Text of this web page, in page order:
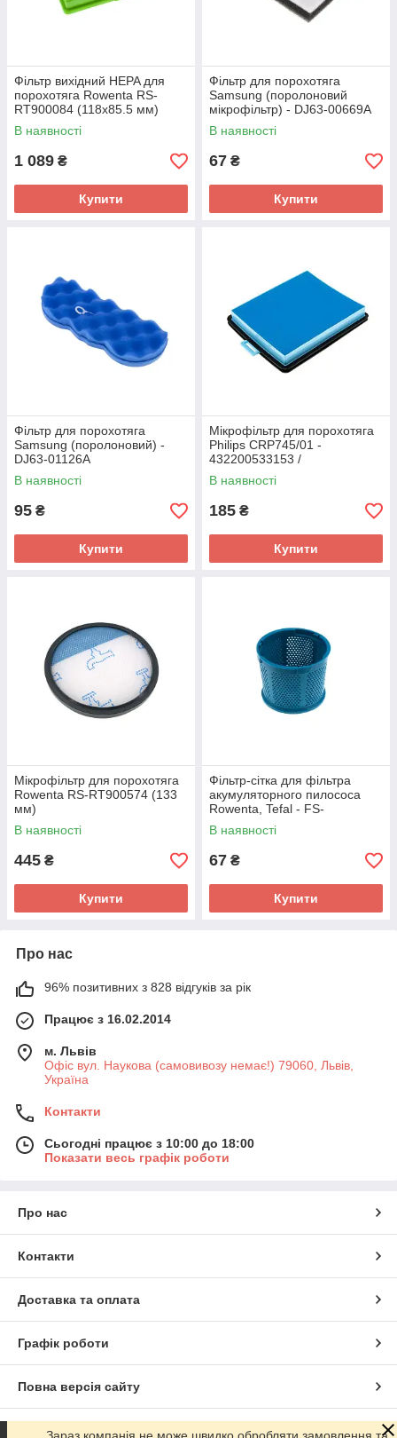
Фільтр вихідний HEPA для
порохотяга Rowenta RS-
RT900084 (118x85.5 мм)
В наявності
1 089 ₴
Купити
Фільтр для порохотяга
Samsung (поролоновий
мікрофільтр) - DJ63-00669A
В наявності
67 ₴
Купити
Фільтр для порохотяга
Samsung (поролоновий) -
DJ63-01126A
В наявності
95 ₴
Купити
Мікрофільтр для порохотяга
Philips CRP745/01 -
432200533153 /
432200533151 /
VC05W15400J
В наявності
185 ₴
Купити
Мікрофільтр для порохотяга
Rowenta RS-RT900574 (133
мм)
В наявності
445 ₴
Купити
Фільтр-сітка для фільтра
акумуляторного пилососа
Rowenta, Tefal - FS-
9100033244
В наявності
67 ₴
Купити
Про нас
96% позитивних з 828 відгуків за рік
Працює з 16.02.2014
м. Львів
Офіс вул. Наукова (самовивозу немає!) 79060, Львів,
Україна
Контакти
Сьогодні працює з 10:00 до 18:00
Показати весь графік роботи
Про нас
Контакти
Доставка та оплата
Графік роботи
Повна версія сайту
Сайт створено на маркетплейсі Prom.ua